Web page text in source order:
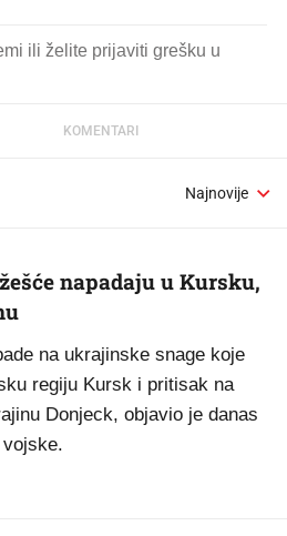
ili želite prijaviti grešku u
KOMENTARI
napadaju u Kursku,
na ukrajinske snage koje
regiju Kursk i pritisak na
Donjeck, objavio je danas